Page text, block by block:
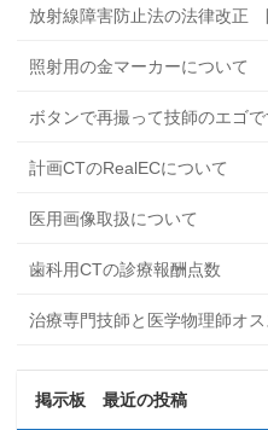
放射線障害防止法の法律改
照射用の金マーカーについて
ボタンで再撮って技師のエゴで
計画CTのRealECについて
医用画像取扱について
歯科用CTの診療報酬点数
治療専門技師と医学物理師オス
掲示板 最近の投稿